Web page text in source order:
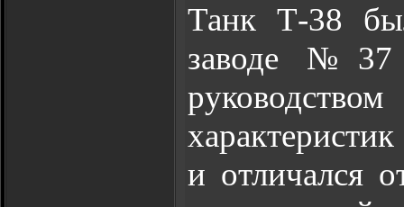
Танк Т-38
заводе №37
и отличался